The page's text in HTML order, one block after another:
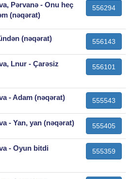
Pərvanə - Onu heç
(nəqərat)
556294
(nəqərat) 556143
Lnur - Çarəsiz
556101
- Adam (nəqərat) 555543
- Yan, yan (nəqərat) 555405
- Oyun bitdi
555359